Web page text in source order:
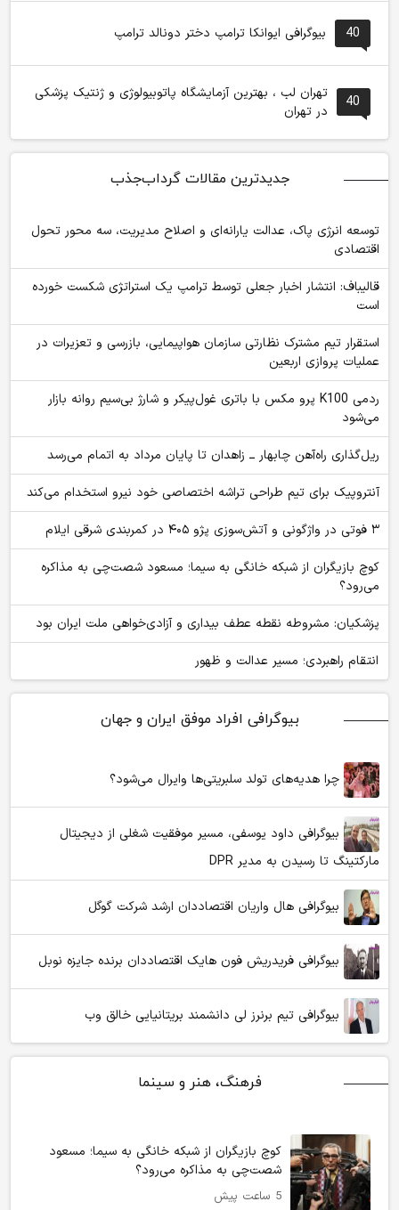
40 بیوگرافی ایوانکا ترامپ دختر دونالد ترامپ
40
تهران لب ، بهترین آزمایشگاه پاتوبیولوژی و ژنتیک پزشکی
در تهران
جدیدترین مقالات گرداب‌جذب
توسعه انرژی پاک، عدالت یارانه‌ای و اصلاح مدیریت، سه محور تحول
اقتصادی
قالیباف: انتشار اخبار جعلی توسط ترامپ یک استراتژی شکست خورده
است
استقرار تیم مشترک نظارتی سازمان هواپیمایی، بازرسی و تعزیرات در
عملیات پروازی اربعین
ردمی K100 پرو مکس با باتری غول‌پیکر و شارژ بی‌سیم روانه بازار
می‌شود
ریل‌گذاری راه‌آهن چابهار ــ زاهدان تا پایان مرداد به اتمام می‌رسد
آنتروپیک برای تیم طراحی تراشه اختصاصی خود نیرو استخدام می‌کند
۳ فوتی در واژگونی و آتش‌سوزی پژو ۴۰۵ در کمربندی شرقی ایلام
کوچ بازیگران از شبکه خانگی به سیما؛ مسعود شصت‌چی به مذاکره
می‌رود؟
پزشکیان: مشروطه نقطه عطف بیداری و آزادی‌خواهی ملت ایران بود
انتقام راهبردی؛ مسیر عدالت و ظهور
بیوگرافی افراد موفق ایران و جهان
چرا هدیه‌های تولد سلبریتی‌ها وایرال می‌شود؟
بیوگرافی داود یوسفی، مسیر موفقیت شغلی از دیجیتال
مارکتینگ تا رسیدن به مدیر DPR
بیوگرافی هال واریان اقتصاددان ارشد شرکت گوگل
بیوگرافی فریدریش فون هایک اقتصاددان برنده جایزه نوبل
بیوگرافی تیم برنرز لی دانشمند بریتانیایی خالق وب
فرهنگ، هنر و سینما
کوچ بازیگران از شبکه خانگی به سیما؛ مسعود
شصت‌چی به مذاکره می‌رود؟
5 ساعت پیش